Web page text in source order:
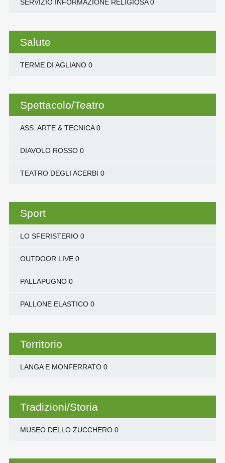
SERVIZIO INFORMAZIONE RELIGIOSA0
Salute
TERME DI AGLIANO0
Spettacolo/Teatro
ASS. ARTE & TECNICA0
DIAVOLO ROSSO0
TEATRO DEGLI ACERBI 0
Sport
LO SFERISTERIO0
OUTDOOR LIVE0
PALLAPUGNO0
PALLONE ELASTICO0
Territorio
LANGA E MONFERRATO0
Tradizioni/Storia
MUSEO DELLO ZUCCHERO0